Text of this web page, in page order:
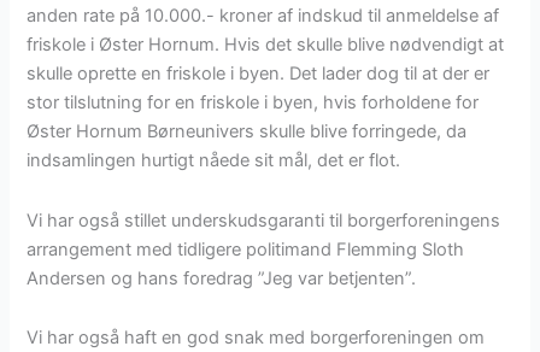
anden rate på 10.000.- kroner af indskud til anmeldelse af
friskole i Øster Hornum. Hvis det skulle blive nødvendigt at
skulle oprette en friskole i byen. Det lader dog til at der er
stor tilslutning for en friskole i byen, hvis forholdene for
Øster Hornum Børneunivers skulle blive forringede, da
indsamlingen hurtigt nåede sit mål, det er flot.
Vi har også stillet underskudsgaranti til borgerforeningens
arrangement med tidligere politimand Flemming Sloth
Andersen og hans foredrag ”Jeg var betjenten”.
Vi har også haft en god snak med borgerforeningen om